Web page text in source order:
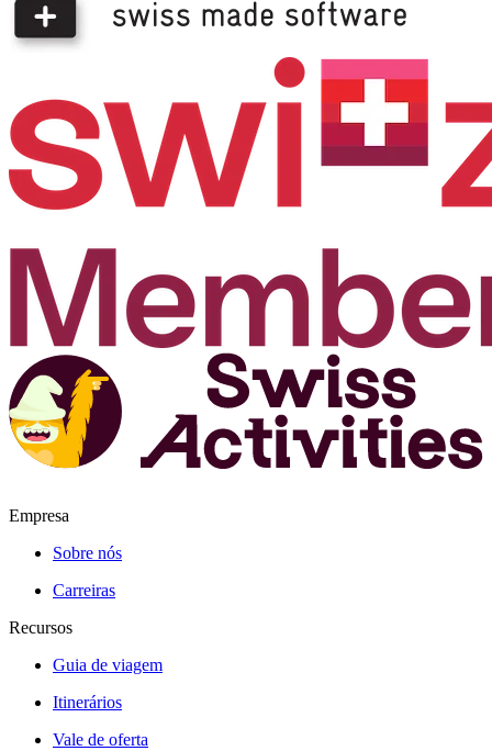
Empresa
Sobre nós
Carreiras
Recursos
Guia de viagem
Itinerários
Vale de oferta